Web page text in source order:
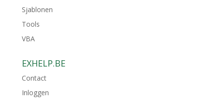
Sjablonen
Tools
VBA
EXHELP.BE
Contact
Inloggen